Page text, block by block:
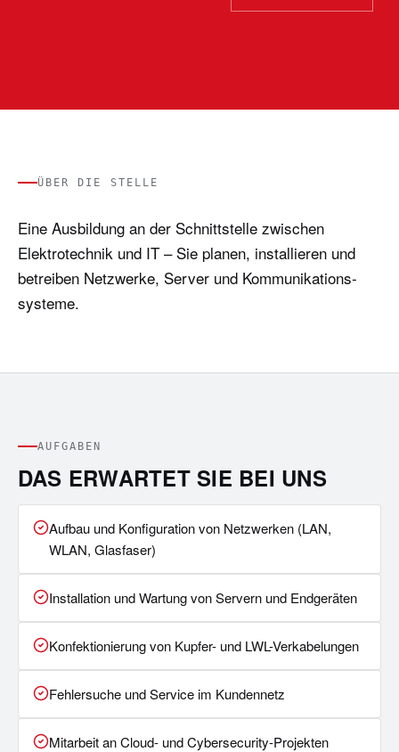
ÜBER DIE STELLE
Eine Ausbildung an der Schnittstelle zwischen
Elektrotechnik und IT – Sie planen, installieren und
betreiben Netzwerke, Server und Kommunikations­
systeme.
AUFGABEN
DAS ERWARTET SIE BEI UNS
Aufbau und Konfiguration von Netzwerken (LAN,
WLAN, Glasfaser)
Installation und Wartung von Servern und Endgeräten
Konfektionierung von Kupfer- und LWL-Verkabelungen
Fehlersuche und Service im Kundennetz
Mitarbeit an Cloud- und Cybersecurity-Projekten